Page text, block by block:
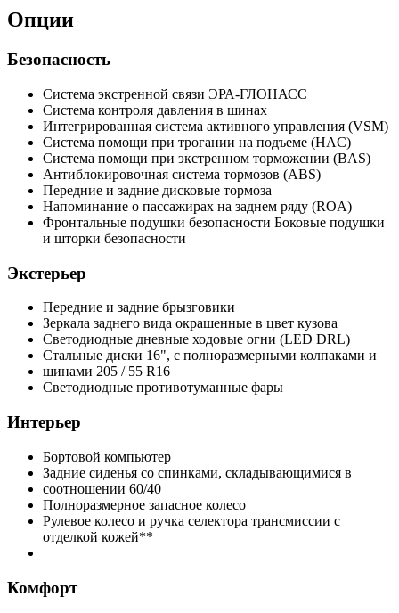
Опции
Безопасность
Система экстренной связи ЭРА-ГЛОНАСС
Система контроля давления в шинах
Интегрированная система активного управления (VSM)
Cистема помощи при трогании на подъеме (HAC)
Система помощи при экстренном торможении (BAS)
Антиблокировочная система тормозов (ABS)
Передние и задние дисковые тормоза
Напоминание о пассажирах на заднем ряду (ROA)
Фронтальные подушки безопасности Боковые подушки
и шторки безопасности
Экстерьер
Передние и задние брызговики
Зеркала заднего вида окрашенные в цвет кузова
Светодиодные дневные ходовые огни (LED DRL)
Стальные диски 16", с полноразмерными колпаками и
шинами 205 / 55 R16
Светодиодные противотуманные фары
Интерьер
Бортовой компьютер
Задние сиденья со спинками, складывающимися в
соотношении 60/40
Полноразмерное запасное колесо
Рулевое колесо и ручка селектора трансмиссии с
отделкой кожей**
Комфорт